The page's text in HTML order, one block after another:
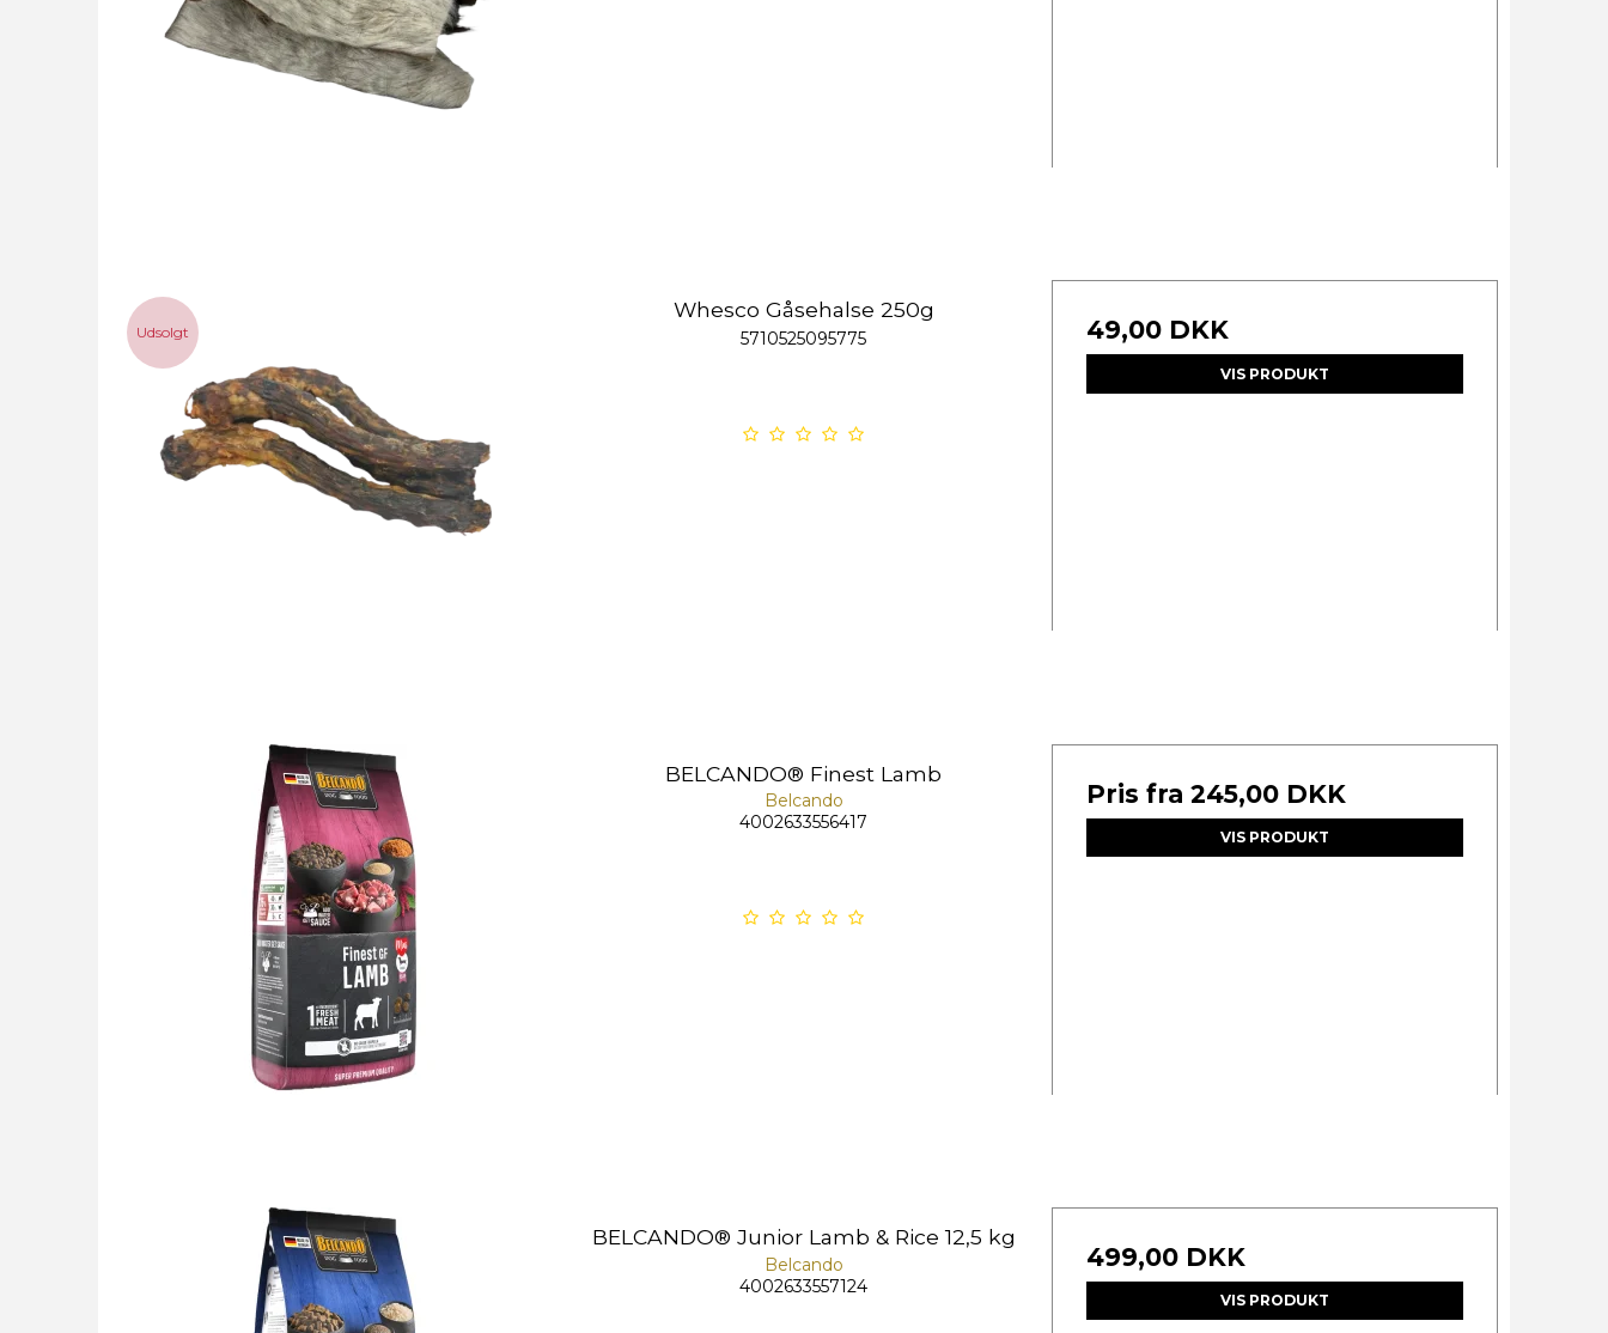
Udsolgt
Whesco Gåsehalse 250g
5710525095775 49,00 DKK
VIS PRODUKT
BELCANDO® Finest Lamb
Belcando
4002633556417
Pris fra 245,00 DKK
VIS PRODUKT
BELCANDO® Junior Lamb & Rice 12,5 kg
Belcando
4002633557124
499,00 DKK
VIS PRODUKT